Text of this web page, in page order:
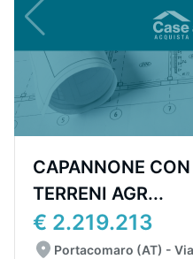
CAPANNONE
TERRENI AGR...
€ 2.219.213
Portacomaro (AT) -